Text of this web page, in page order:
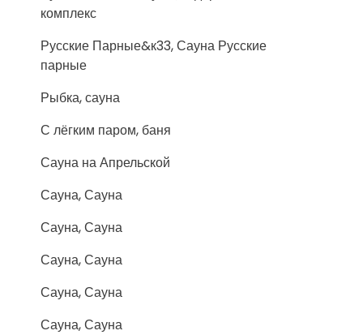
комплекс
Русские Парные&к33, Сауна Русские
парные
Рыбка, сауна
С лёгким паром, баня
Сауна на Апрельской
Сауна, Сауна
Сауна, Сауна
Сауна, Сауна
Сауна, Сауна
Сауна, Сауна